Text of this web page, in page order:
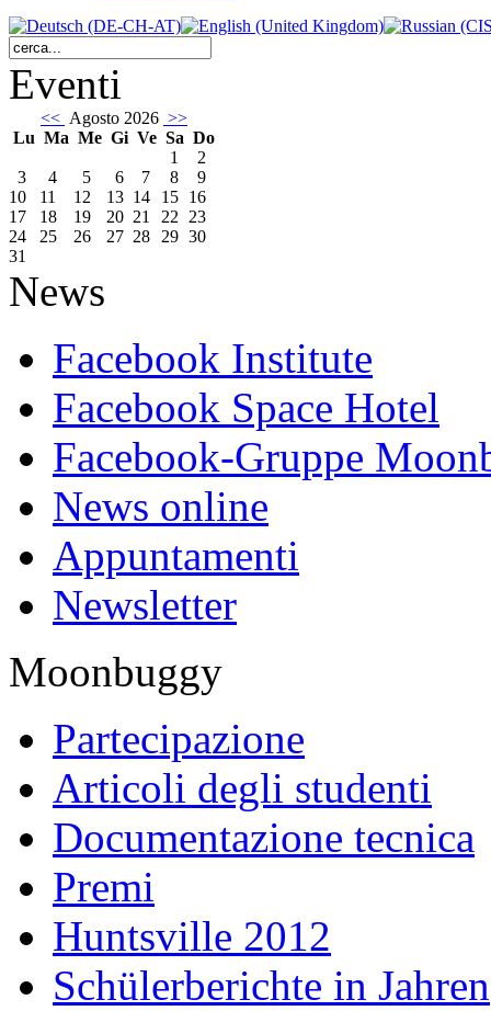
Eventi
<< Agosto 2026 >>
Lu Ma Me Gi Ve Sa Do
1
2
3
4 5 6 7 8
9
10
11 12 13 14 15 16
17
18 19 20 21 22 23
24
25 26 27 28 29 30
31
News
Facebook Institute
Facebook Space Hotel
Facebook-Gruppe
News online
Appuntamenti
Newsletter
Moonbuggy
Partecipazione
Articoli degli studenti
Documentazione tecnica
Premi
Huntsville 2012
Schülerberichte in Jahren